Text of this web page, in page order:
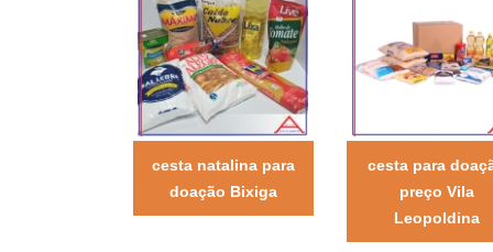
cesta natalina para
doação Bixiga
cesta para
preço Vila
Leopoldina